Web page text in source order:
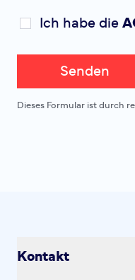
Ich habe die
Senden
Dieses Formular ist durch
Kontakt